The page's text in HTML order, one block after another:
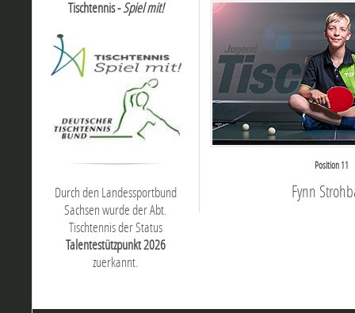
Tischtennis -Spiel mit!
Durch den Landessportbund
Sachsen wurde der Abt.
Tischtennis der Status
Talentestützpunkt 2026
zuerkannt.
Position 11
Fynn